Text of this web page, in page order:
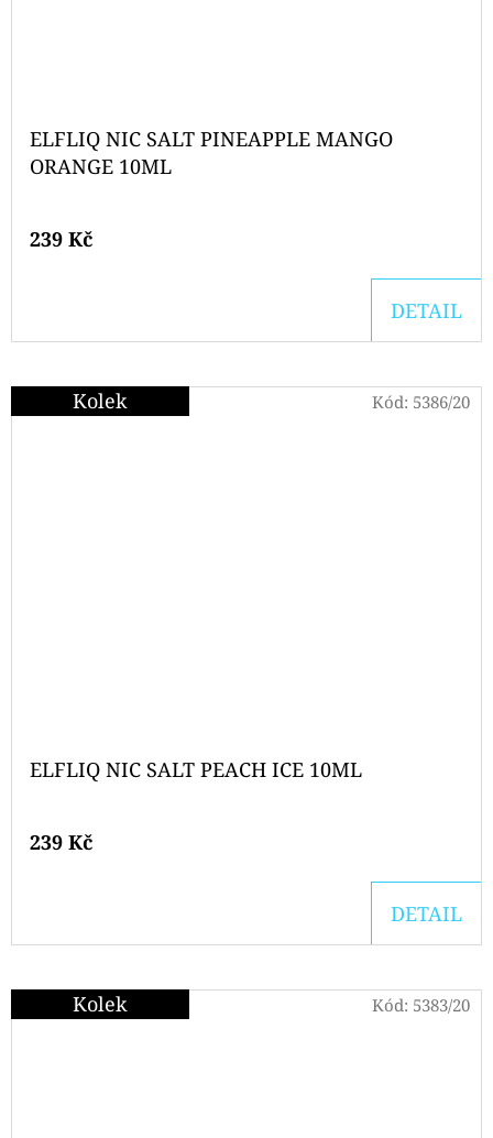
ELFLIQ NIC SALT PINEAPPLE MANGO
ORANGE 10ML
239 Kč
DETAIL
Kolek
ELFLIQ NIC SALT PEACH ICE 10ML
239 Kč
DETAIL
Kód: 5386/20
Kolek Kód: 5383/20